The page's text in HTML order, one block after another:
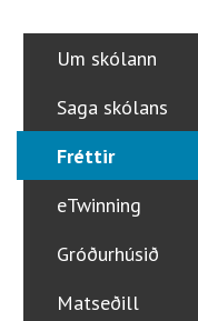
Um skólann
Saga skólans
Fréttir
eTwinning
Gróðurhúsið
Matseðill